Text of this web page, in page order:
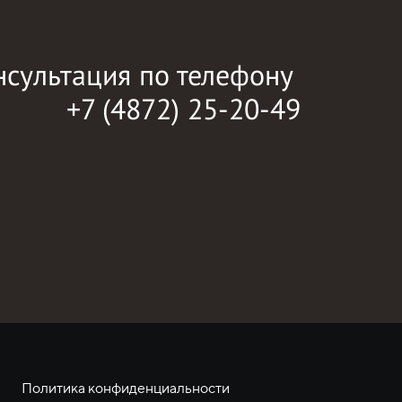
по телефону
+7 (4872) 25-20-49
Политика конфиденциальности